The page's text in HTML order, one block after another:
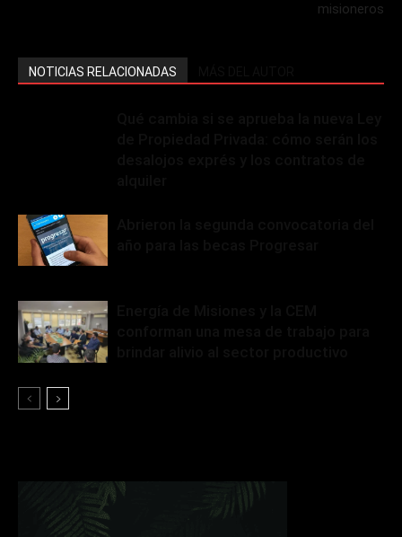
misioneros
NOTICIAS RELACIONADAS